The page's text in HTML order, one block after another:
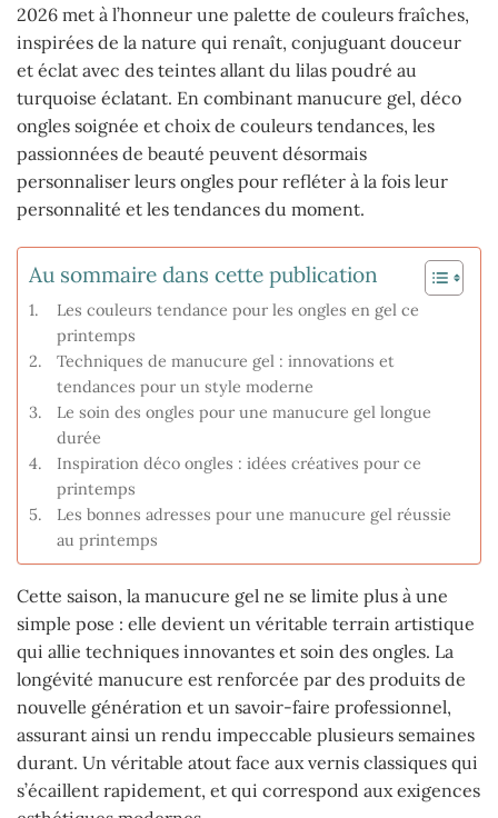
2026 met à l’honneur une palette de couleurs fraîches,
inspirées de la nature qui renaît, conjuguant douceur
et éclat avec des teintes allant du lilas poudré au
turquoise éclatant. En combinant manucure gel, déco
ongles soignée et choix de couleurs tendances, les
passionnées de beauté peuvent désormais
personnaliser leurs ongles pour refléter à la fois leur
personnalité et les tendances du moment.
Au sommaire dans cette publication
Les couleurs tendance pour les ongles en gel ce
printemps
Techniques de manucure gel : innovations et
tendances pour un style moderne
Le soin des ongles pour une manucure gel longue
durée
Inspiration déco ongles : idées créatives pour ce
printemps
Les bonnes adresses pour une manucure gel réussie
au printemps
Cette saison, la manucure gel ne se limite plus à une
simple pose : elle devient un véritable terrain artistique
qui allie techniques innovantes et soin des ongles. La
longévité manucure est renforcée par des produits de
nouvelle génération et un savoir-faire professionnel,
assurant ainsi un rendu impeccable plusieurs semaines
durant. Un véritable atout face aux vernis classiques qui
s’écaillent rapidement, et qui correspond aux exigences